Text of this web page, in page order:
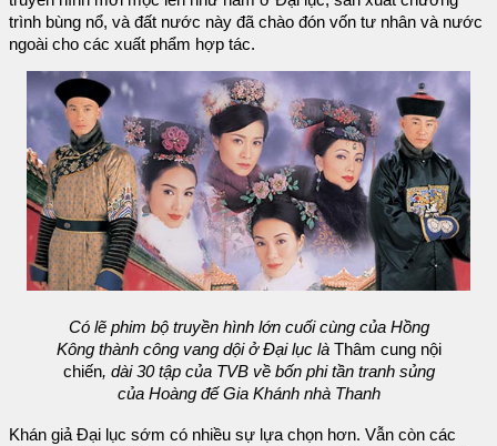
trình bùng nổ, và đất nước này đã chào đón vốn tư nhân và nước
ngoài cho các xuất phẩm hợp tác.
Có lẽ phim bộ truyền hình lớn cuối cùng của Hồng
Kông thành công vang dội ở Đại lục là Thâm cung nội
chiến, dài 30 tập của TVB về bốn phi tần tranh sủng
của Hoàng đế Gia Khánh nhà Thanh
Khán giả Đại lục sớm có nhiều sự lựa chọn hơn. Vẫn còn các